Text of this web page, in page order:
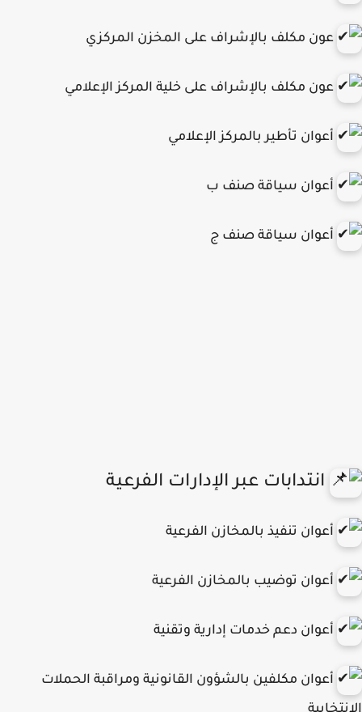
عون مكلف بالإشراف على المخزن المركزي
عون مكلف بالإشراف على خلية المركز الإعلامي
أعوان تأطير بالمركز الإعلامي
أعوان سياقة صنف ب
أعوان سياقة صنف ج
انتدابات عبر الإدارات الفرعية
أعوان تنفيذ بالمخازن الفرعية
أعوان توضيب بالمخازن الفرعية
أعوان دعم خدمات إدارية وتقنية
أعوان مكلفين بالشؤون القانونية ومراقبة الحملات